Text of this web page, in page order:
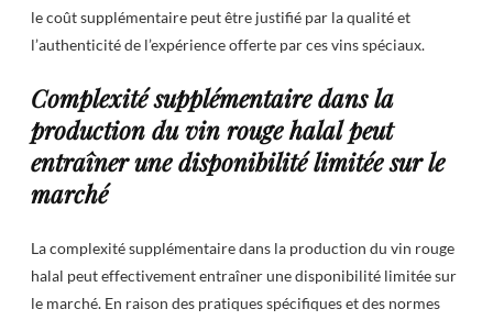
le coût supplémentaire peut être justifié par la qualité et
l’authenticité de l’expérience offerte par ces vins spéciaux.
Complexité supplémentaire dans la
production du vin rouge halal peut
entraîner une disponibilité limitée sur le
marché
La complexité supplémentaire dans la production du vin rouge
halal peut effectivement entraîner une disponibilité limitée sur
le marché. En raison des pratiques spécifiques et des normes